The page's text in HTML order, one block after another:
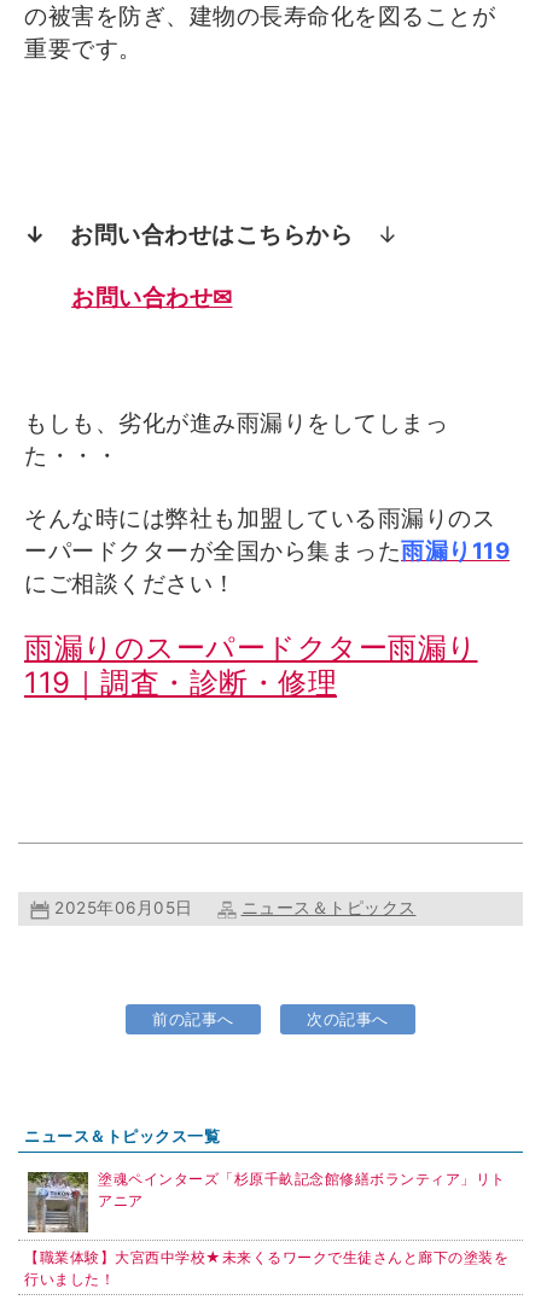
の被害を防ぎ、建物の長寿命化を図ることが
重要です。
↓ お問い合わせはこちらから ↓
お問い合わせ✉
もしも、劣化が進み雨漏りをしてしまっ
た・・・
そんな時には弊社も加盟している雨漏りのス
ーパードクターが全国から集まった雨漏り119
にご相談ください！
雨漏りのスーパードクター雨漏り
119｜調査・診断・修理
2025年06月05日 ニュース＆トピックス
前の記事へ 次の記事へ
ニュース＆トピックス一覧
塗魂ペインターズ「杉原千畝記念館修繕ボランティア」リト
アニア
【職業体験】大宮西中学校★未来くるワークで生徒さんと廊下の塗装を
行いました！